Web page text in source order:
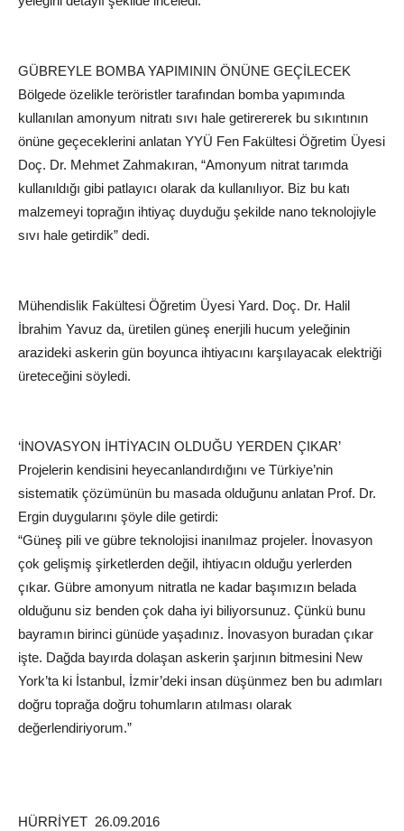
GÜBREYLE BOMBA YAPIMININ ÖNÜNE GEÇİLECEK
Bölgede özelikle teröristler tarafından bomba yapımında
kullanılan amonyum nitratı sıvı hale getirererek bu sıkıntının
önüne geçeceklerini anlatan YYÜ Fen Fakültesi Öğretim Üyesi
Doç. Dr. Mehmet Zahmakıran, “Amonyum nitrat tarımda
kullanıldığı gibi patlayıcı olarak da kullanılıyor. Biz bu katı
malzemeyi toprağın ihtiyaç duyduğu şekilde nano teknolojiyle
sıvı hale getirdik” dedi.
Mühendislik Fakültesi Öğretim Üyesi Yard. Doç. Dr. Halil
İbrahim Yavuz da, üretilen güneş enerjili hucum yeleğinin
arazideki askerin gün boyunca ihtiyacını karşılayacak elektriği
üreteceğini söyledi.
‘İNOVASYON İHTİYACIN OLDUĞU YERDEN ÇIKAR’
Projelerin kendisini heyecanlandırdığını ve Türkiye’nin
sistematik çözümünün bu masada olduğunu anlatan Prof. Dr.
Ergin duygularını şöyle dile getirdi:
“Güneş pili ve gübre teknolojisi inanılmaz projeler. İnovasyon
çok gelişmiş şirketlerden değil, ihtiyacın olduğu yerlerden
çıkar. Gübre amonyum nitratla ne kadar başımızın belada
olduğunu siz benden çok daha iyi biliyorsunuz. Çünkü bunu
bayramın birinci günüde yaşadınız. İnovasyon buradan çıkar
işte. Dağda bayırda dolaşan askerin şarjının bitmesini New
York’ta ki İstanbul, İzmir’deki insan düşünmez ben bu adımları
doğru toprağa doğru tohumların atılması olarak
değerlendiriyorum.”
HÜRRİYET 26.09.2016